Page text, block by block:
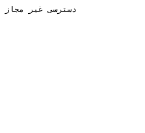
دسترسی غیر مجاز